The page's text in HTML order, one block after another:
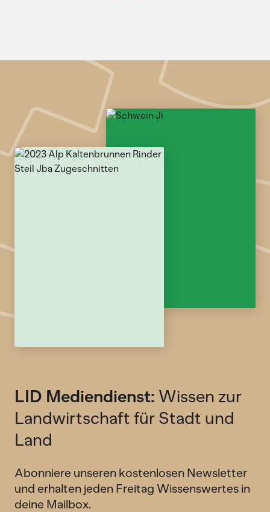
LID Mediendienst: Wissen zur
Landwirtschaft für Stadt und
Land
Abonniere unseren kostenlosen Newsletter
und erhalten jeden Freitag Wissenswertes in
deine Mailbox.